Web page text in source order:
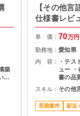
築
た
【その他言
仕様書レビ
単 価： 70万
勤務地：愛知県
内 容：
・テス
ュー
書の品
・指摘
ードバ
コミュ
スキル： その他
長期案件 駅近